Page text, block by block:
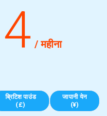
/ महीना
ब्रिटिश पाउंड
(£)
जापानी येन
(¥)